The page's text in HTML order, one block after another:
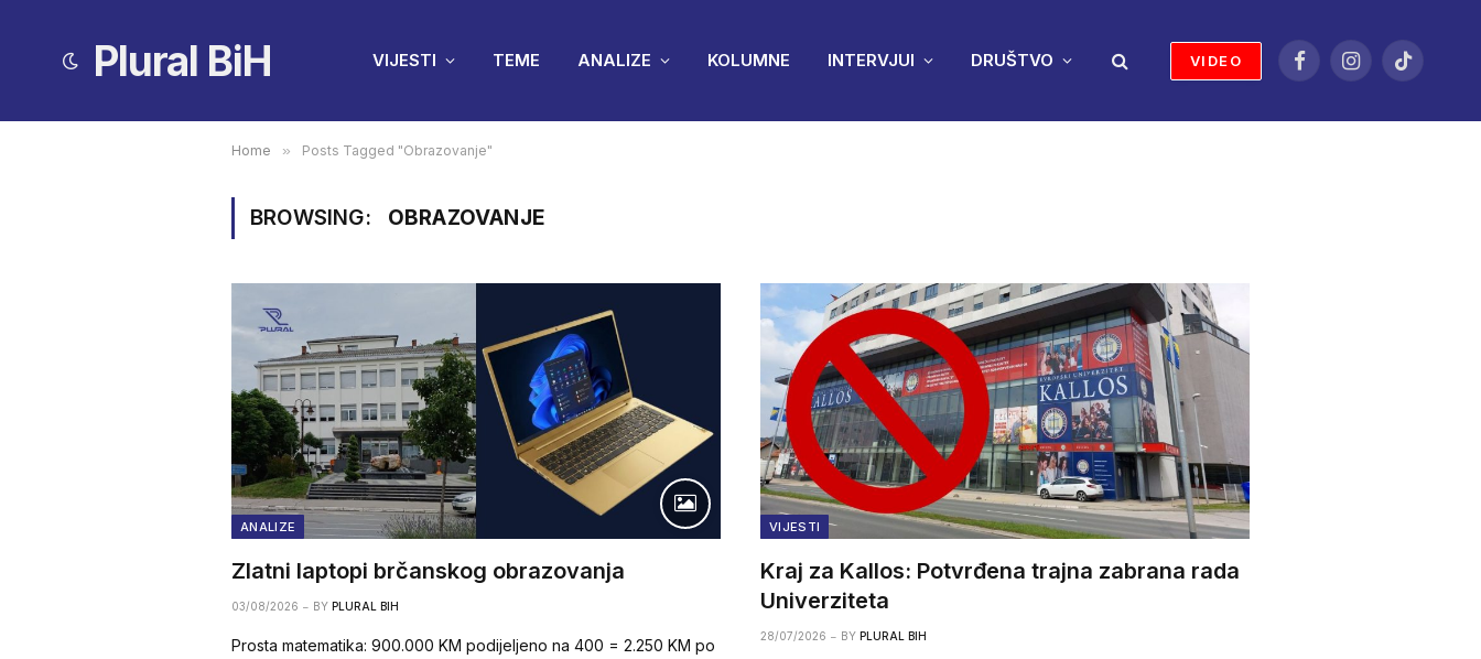
Plural BiH VIJESTI TEME ANALIZE KOLUMNE INTERVJUI DRUŠTVO VIDEO
FacebookInstagramTikTok
Home » Posts Tagged "Obrazovanje"
BROWSING: OBRAZOVANJE
ANALIZE
Zlatni laptopi brčanskog obrazovanja
03/08/2026 BY PLURAL BIH
Prosta matematika: 900.000 KM podijeljeno na 400 = 2.250 KM po
VIJESTI
Kraj za Kallos: Potvrđena trajna zabrana rada
Univerziteta
28/07/2026 BY PLURAL BIH